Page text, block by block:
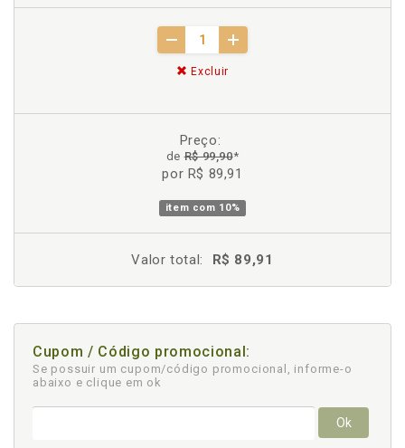
Excluir
Preço:
deR$ 99,90*
por R$ 89,91
item com 10%
Valor total: R$ 89,91
Cupom / Código promocional:
Se possuir um cupom/código promocional, informe-o
abaixo e clique em ok
Ok